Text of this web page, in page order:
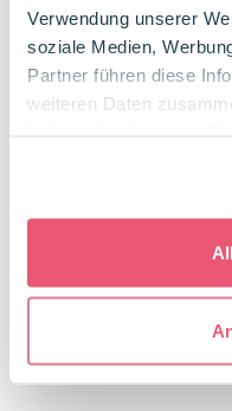
Verwendung unserer
soziale Medien,
Partner führen diese
weiteren Daten
2,50€